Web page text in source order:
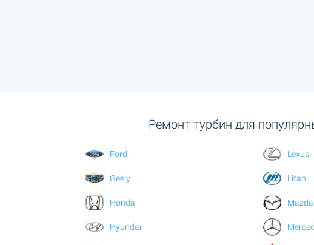
Ремонт турбин для
Ford
Geely
Honda
Hyundai
Lexus
Lifan
Mazda